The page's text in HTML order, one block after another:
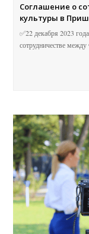
Соглашение о
культуры в
✅22 декабря 2023
сотрудничестве между